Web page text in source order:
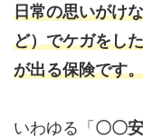
日常の思いがけ
ど）でケガをし
が出る保険です。
いわゆる「 〇〇